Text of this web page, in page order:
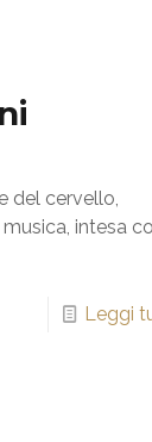
del cervello,
intesa
Leggi